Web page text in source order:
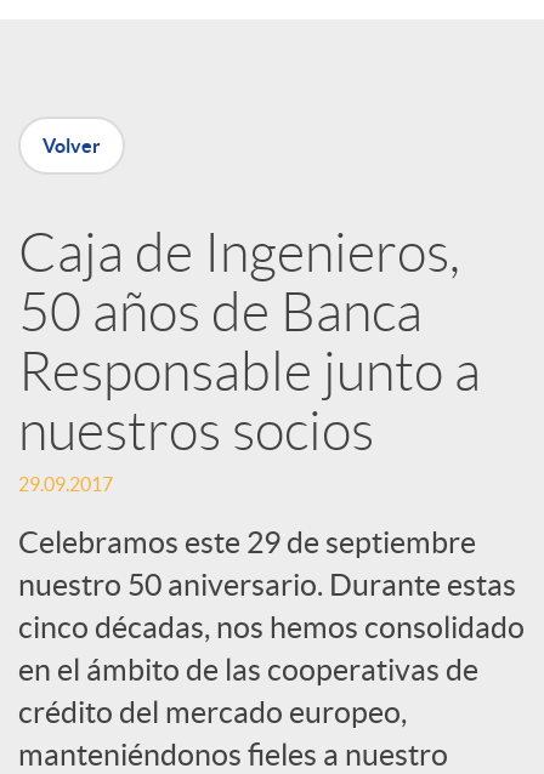
n
e
d
e
s
S
o
c
Volver
Caja de Ingenieros,
50 años de Banca
Responsable junto a
nuestros socios
29.09.2017
Celebramos este 29 de septiembre
nuestro 50 aniversario. Durante estas
cinco décadas, nos hemos consolidado
en el ámbito de las cooperativas de
crédito del mercado europeo,
manteniéndonos fieles a nuestro